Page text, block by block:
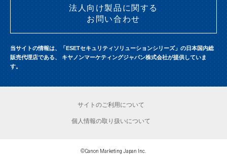
法人向け製品に関する
お問い合わせ
当サイトの情報は、「ESETセキュリティソリューションシリーズ」の日本国内総
販売代理店である、 キヤノンマーケティングジャパン株式会社が提供していま
す。
サイトのご利用について
個人情報の取り扱いについて
©Canon Marketing Japan Inc.